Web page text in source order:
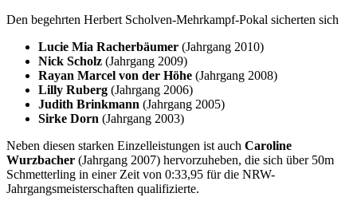
Den begehrten Herbert Scholven-Mehrkampf-Pokal sicherten sich
Lucie Mia Racherbäumer (Jahrgang 2010)
Nick Scholz (Jahrgang 2009)
Rayan Marcel von der Höhe (Jahrgang 2008)
Lilly Ruberg (Jahrgang 2006)
Judith Brinkmann (Jahrgang 2005)
Sirke Dorn (Jahrgang 2003)
Neben diesen starken Einzelleistungen ist auch Caroline
Wurzbacher (Jahrgang 2007) hervorzuheben, die sich über 50m
Schmetterling in einer Zeit von 0:33,95 für die NRW-
Jahrgangsmeisterschaften qualifizierte.